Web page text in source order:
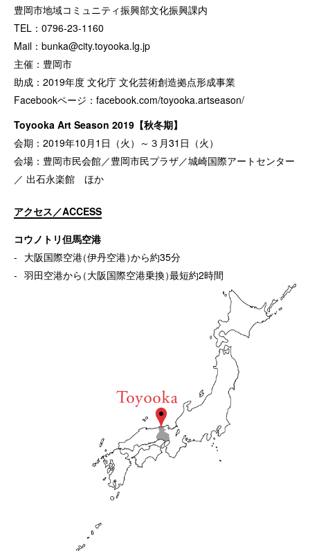
豊岡市地域コミュニティ振興部文化振興課内
TEL：0796-23-1160
Mail： bunka@city.toyooka.lg.jp
主催：豊岡市
助成：2019年度 文化庁 文化芸術創造拠点形成事業
Facebookページ： facebook.com/toyooka.artseason/
Toyooka Art Season 2019【秋冬期】
会期：2019年10月1日（火）～３月31日（火）
会場：豊岡市民会館／豊岡市民プラザ／城崎国際アートセンター
／ 出石永楽館 ほか
アクセス／ACCESS
コウノトリ但馬空港
大阪国際空港（伊丹空港）から約35分
羽田空港から（大阪国際空港乗換）最短約2時間